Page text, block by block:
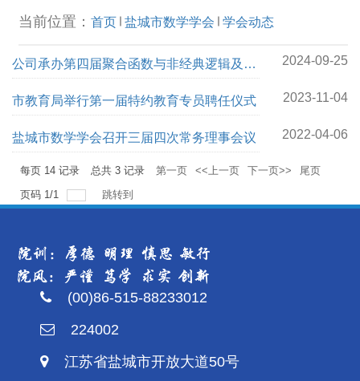
当前位置：首页 盐城市数学学会 学会动态
公司承办第四届聚合函数与非经典逻辑及其
应用学术研讨会
2024-09-25
市教育局举行第一届特约教育专员聘任仪式 2023-11-04
盐城市数学学会召开三届四次常务理事会议 2022-04-06
每页 14 记录 总共 3 记录 第一页 <<上一页 下一页>>
尾页
页码 1/1 跳转到
(00)86-515-88233012
224002
江苏省盐城市开放大道50号